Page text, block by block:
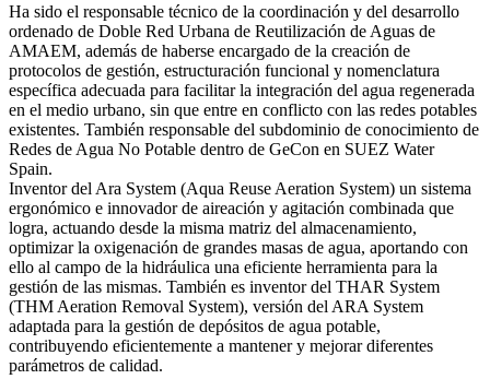
Ha sido el responsable técnico de la coordinación y del desarrollo
ordenado de Doble Red Urbana de Reutilización de Aguas de
AMAEM, además de haberse encargado de la creación de
protocolos de gestión, estructuración funcional y nomenclatura
específica adecuada para facilitar la integración del agua regenerada
en el medio urbano, sin que entre en conflicto con las redes potables
existentes. También responsable del subdominio de conocimiento de
Redes de Agua No Potable dentro de GeCon en SUEZ Water
Spain.
Inventor del Ara System (Aqua Reuse Aeration System) un sistema
ergonómico e innovador de aireación y agitación combinada que
logra, actuando desde la misma matriz del almacenamiento,
optimizar la oxigenación de grandes masas de agua, aportando con
ello al campo de la hidráulica una eficiente herramienta para la
gestión de las mismas. También es inventor del THAR System
(THM Aeration Removal System), versión del ARA System
adaptada para la gestión de depósitos de agua potable,
contribuyendo eficientemente a mantener y mejorar diferentes
parámetros de calidad.